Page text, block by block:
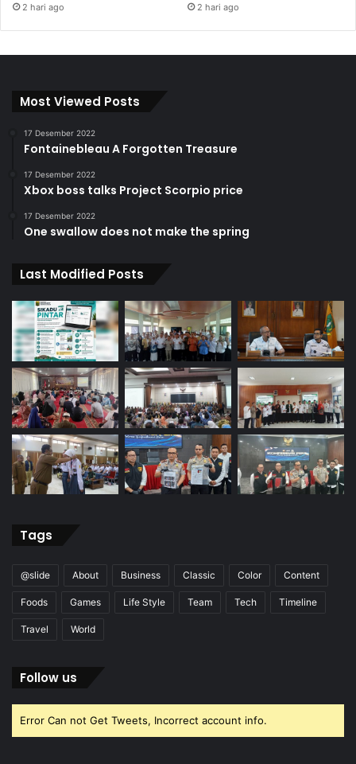
2 hari ago 2 hari ago
Most Viewed Posts
17 Desember 2022
Fontainebleau A Forgotten Treasure
17 Desember 2022
Xbox boss talks Project Scorpio price
17 Desember 2022
One swallow does not make the spring
Last Modified Posts
Tags
@slide About Business Classic Color Content
Foods Games Life Style Team Tech Timeline
Travel World
Follow us
Error Can not Get Tweets, Incorrect account info.